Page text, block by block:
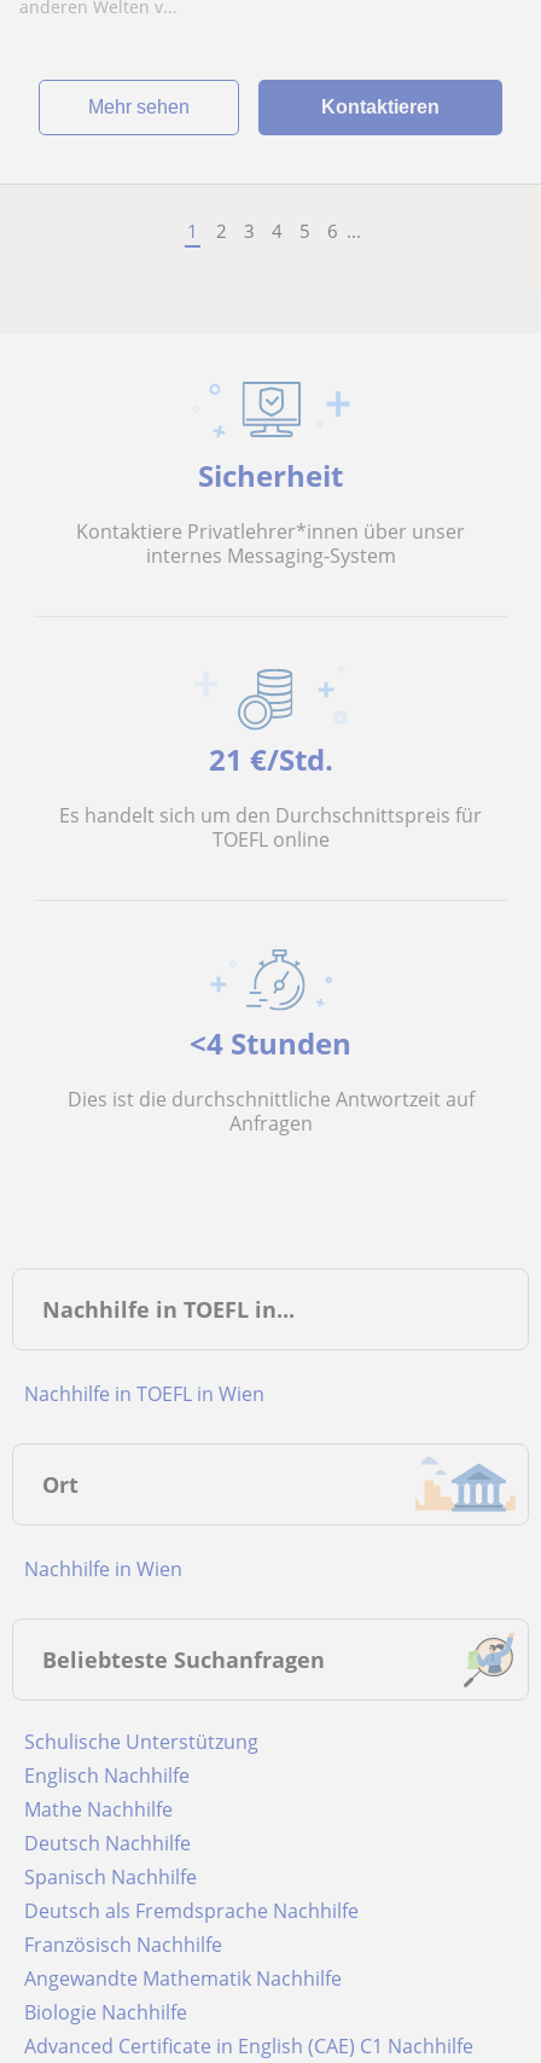
anderen Welten v...
Mehr sehen Kontaktieren
1 2 3 4 5 6 ...
Sicherheit
Kontaktiere Privatlehrer*innen über unser
internes Messaging-System
21 €/Std.
Es handelt sich um den Durchschnittspreis für
TOEFL online
<4 Stunden
Dies ist die durchschnittliche Antwortzeit auf
Anfragen
Nachhilfe in TOEFL in...
Nachhilfe in TOEFL in Wien
Ort
Nachhilfe in Wien
Beliebteste Suchanfragen
Schulische Unterstützung
Englisch Nachhilfe
Mathe Nachhilfe
Deutsch Nachhilfe
Spanisch Nachhilfe
Deutsch als Fremdsprache Nachhilfe
Französisch Nachhilfe
Angewandte Mathematik Nachhilfe
Biologie Nachhilfe
Advanced Certificate in English (CAE) C1 Nachhilfe